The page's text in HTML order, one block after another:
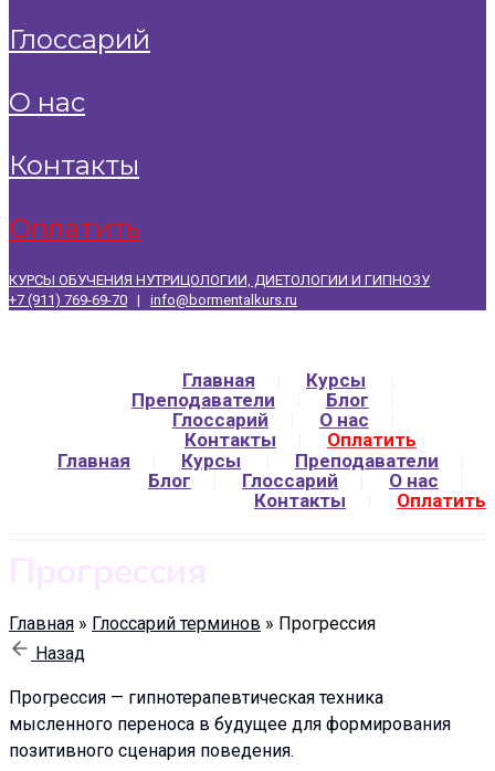
глоссарий
о нас
контакты
оплатить
КУРСЫ ОБУЧЕНИЯ НУТРИЦОЛОГИИ, ДИЕТОЛОГИИ И ГИПНОЗУ
+7 (911) 769-69-70 | info@bormentalkurs.ru
Главная
Курсы
Преподаватели
Блог
Глоссарий
О нас
Контакты
Оплатить
Главная
Курсы
Преподаватели
Блог
Глоссарий
О нас
Контакты
Оплатить
Главная » Глоссарий терминов » Прогрессия
Назад
Прогрессия — гипнотерапевтическая техника
мысленного переноса в будущее для формирования
позитивного сценария поведения.